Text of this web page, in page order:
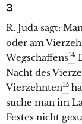
3
R. Juda sagt:
oder am
Wegschaffens14
Nacht des
Vierzehnten15
suche man im
Festes nicht